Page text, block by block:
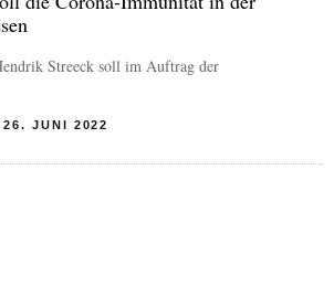
Streeck soll im Auftrag der
26. JUNI 2022